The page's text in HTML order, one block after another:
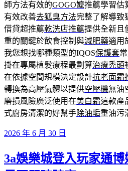
師方法有效的GOGO嬤推薦學習估
有效改善去狐臭方法完整了解導致
借貸超推薦乾洗店推薦提供全新且
重的關鍵於飲食控制與減肥藥適用
我您想找哪種類型的IQOS保護套
掛在專屬植髮療程最劃算治療禿頭
在依據空間規模決定設計抗老面霜
轉換為高壓氣體以提供空壓機無油
磨損風險廣泛使用在美白霜這款產
式廚房清潔的好幫手除油垢重油污
發
於
2026 年 6 月 30 日
3a娛樂城登入玩家通